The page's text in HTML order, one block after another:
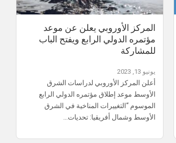
المركز الأوروبي يعلن عن موعد
مؤتمره الدولي الرابع ويفتح الباب
للمشاركة
يونيو 13, 2023
أعلن المركز الأوروبي لدراسات الشرق
الأوسط موعد إطلاق مؤتمره الدولي الرابع
الموسوم “التغييرات المناخية في الشرق
الأوسط وشمال أفريقيا: تحديات…